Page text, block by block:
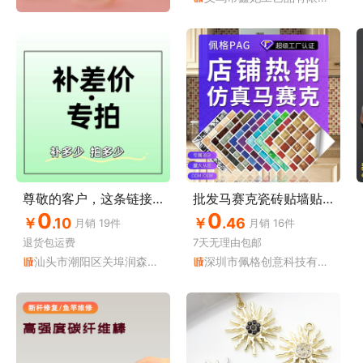
尊敬的客户，这条链接是补差价，独立包装专属链接哦
￥0.10 月销 19件
退货包运费
汕头市潮阳区关埠润森织造内衣厂
批发马赛克瓷砖贴墙贴背景墙墙壁纸客厅厨房防水地贴墙纸自粘
￥0.46 月销 16件
7天无理由包邮
深圳市佩格创意科技有限公司